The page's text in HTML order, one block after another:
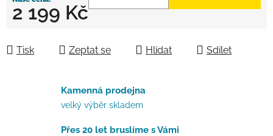
2 199 Kč
Tisk Zeptat se Hlídat Sdílet
Kamenná prodejna
velký výběr skladem
Přes 20 let bruslíme s Vámi